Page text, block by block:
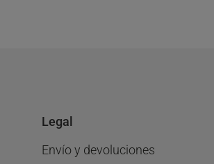
Legal
Envío y devoluciones